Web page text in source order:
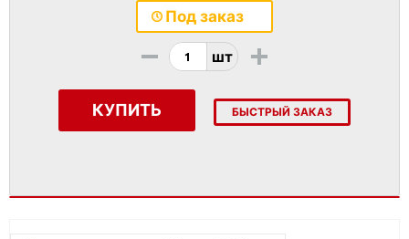
Под заказ
- шт +
КУПИТЬ БЫСТРЫЙ ЗАКАЗ